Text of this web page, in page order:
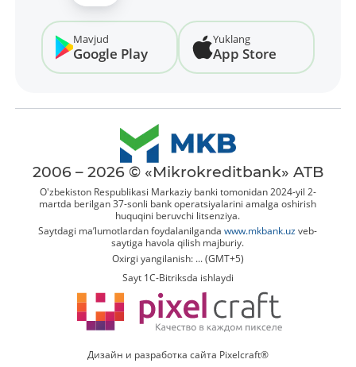
Mavjud
Google Play
Yuklang
App Store
2006 – 2026 © «Mikrokreditbank» ATB
O'zbekiston Respublikasi Markaziy banki tomonidan 2024-yil 2-
martda berilgan 37-sonli bank operatsiyalarini amalga oshirish
huquqini beruvchi litsenziya.
Saytdagi ma’lumotlardan foydalanilgandawww.mkbank.uzveb-
saytiga havola qilish majburiy.
Oxirgi yangilanish: ... (GMT+5)
Sayt 1C-Bitriksda ishlaydi
Дизайн и разработка сайта Pixelcraft®